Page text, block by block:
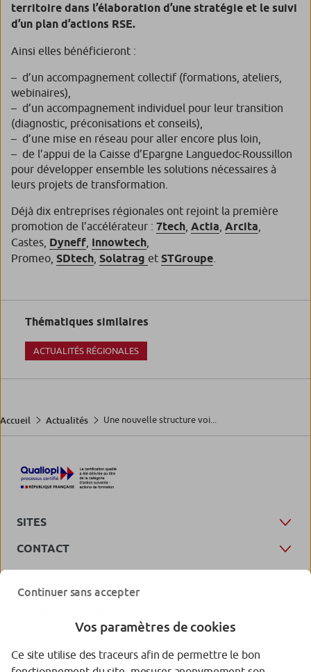
territoire dans l’élaboration d’une stratégie et le suivi
d’un plan d’actions RSE.
Ainsi elles bénéficieront :
– d’un accompagnement collectif (formations, ateliers,
webinaires),
– d’un accompagnement individuel pour leur transition
(diagnostic, préconisations et conseils),
– d’une mise en réseau pour aller encore plus loin,
– de l’appui de la Caisse d’Epargne Languedoc-Roussillon
pour développer ensemble les solutions nécessaires à
leurs projets de transformation.
Déjà dix entreprises régionales ont rejoint la première
promotion de l’accélérateur : 7tech Actia Arcita
Castes, Dyneff Innowtech
Promeo, SDtech Solatrag et STGroupe
Thématiques similaires
ACTUALITÉS RÉGIONALES
Accueil Actualités Une nouvelle structure voi...
SITES
CONTACT
Continuer sans accepter
Vos paramètres de cookies
Ce site utilise des traceurs afin de permettre le bon